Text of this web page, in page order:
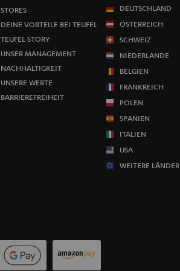
STORES
DEINE VORTEILE BEI TEUFEL
TEUFEL STORY
UNSER MANAGEMENT
NACHHALTIGKEIT
UNSERE WERTE
BARRIEREFREIHEIT
DEUTSCHLAND
ÖSTERREICH
SCHWEIZ
NIEDERLANDE
BELGIEN
FRANKREICH
POLEN
SPANIEN
ITALIEN
USA
WEITERE LÄNDER